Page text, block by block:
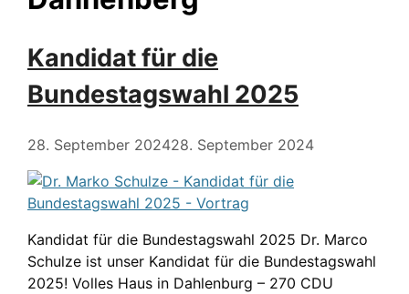
Kandidat für die
Bundestagswahl 2025
28. September 202428. September 2024
Kandidat für die Bundestagswahl 2025 Dr. Marco
Schulze ist unser Kandidat für die Bundestagswahl
2025! Volles Haus in Dahlenburg – 270 CDU